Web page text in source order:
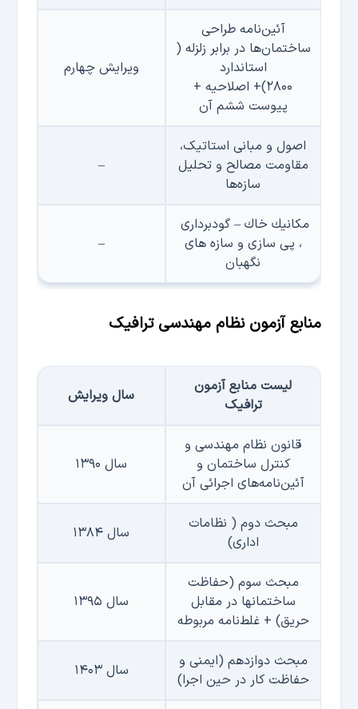
آئین‌نامه طراحی
ساختمان‌ها در برابر زلزله (
استاندارد
۲۸۰۰) + اصلاحیه +
پیوست ششم آن
ویرایش چهارم
اصول و مبانی استاتیک،
مقاومت مصالح و تحلیل
سازه‌ها
–
مكانیك خاك – گودبرداری
، پی سازی و سازه های
نگهبان
–
منابع آزمون نظام مهندسی ترافیک
لیست منابع آزمون
ترافیک
سال ویرایش
قانون نظام مهندسی و
كنترل ساختمان و
آئین‌نامه‌های اجرائی آن
سال ۱۳۹۰
مبحث دوم ( نظامات
اداری)
سال ۱۳۸۴
مبحث سوم (حفاظت
ساختمانها در مقابل
حریق) +غلط‌نامه مربوطه
سال ۱۳۹۵
مبحث دوازدهم (ایمنی و
حفاظت كار در حین اجرا)
سال ۱۴۰۳